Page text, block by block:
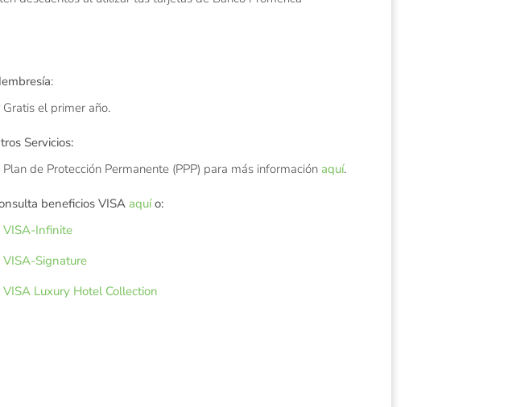
:
Gratis el primer año.
Servicios:
Plan de Protección Permanente (PPP) para más información aquí.
beneficios VISA aquío:
VISA-Infinite
VISA-Signature
VISA Luxury Hotel Collection